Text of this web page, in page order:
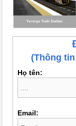
(Thông
Họ tên:
Email: